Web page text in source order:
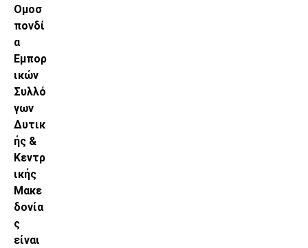
Ομοσ
πονδί
α
Εμπορ
ικών
Συλλό
γων
Δυτικ
ής &
Κεντρ
ικής
Μακε
δονία
ς
είναι